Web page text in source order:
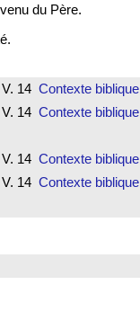
du Père.
V. 14 Contexte biblique
V. 14 Contexte biblique
V. 14 Contexte biblique
V. 14 Contexte biblique